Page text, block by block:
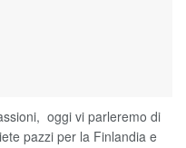
oggi vi parleremo di
pazzi per la Finlandia e